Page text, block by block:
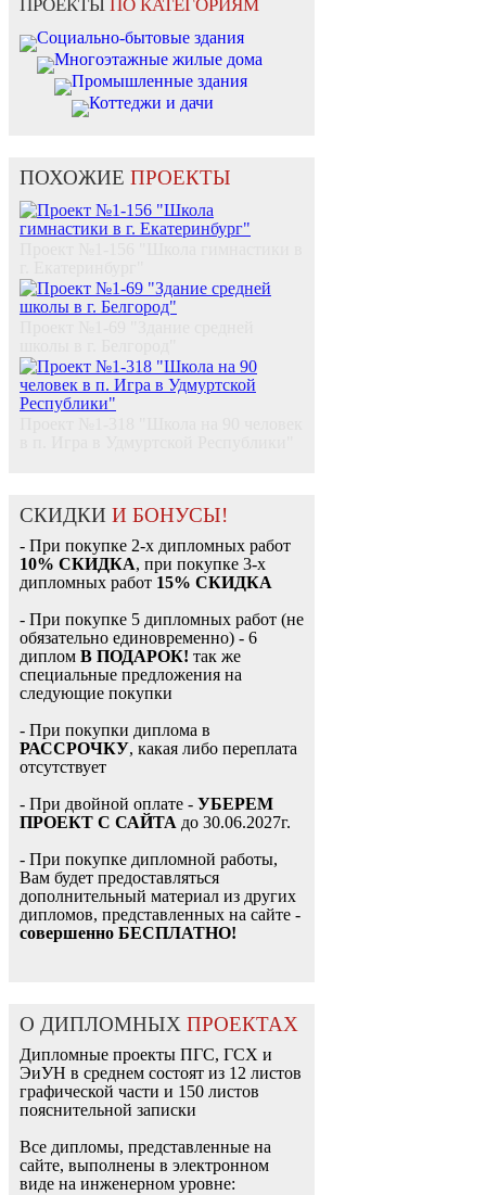
ПРОЕКТЫ ПО КАТЕГОРИЯМ
Социально-бытовые здания
Многоэтажные жилые дома
Промышленные здания
Коттеджи и дачи
ПОХОЖИЕ ПРОЕКТЫ
СКИДКИ И БОНУСЫ!
- При покупке 2-х дипломных работ
10% СКИДКА, при покупке 3-х
дипломных работ 15% СКИДКА
- При покупке 5 дипломных работ (не
обязательно единовременно) - 6
диплом В ПОДАРОК! так же
специальные предложения на
следующие покупки
- При покупки диплома в
РАССРОЧКУ, какая либо переплата
отсутствует
- При двойной оплате - УБЕРЕМ
ПРОЕКТ С САЙТА до 30.06.2027г.
- При покупке дипломной работы,
Вам будет предоставляться
дополнительный материал из других
дипломов, представленных на сайте -
совершенно БЕСПЛАТНО!
О ДИПЛОМНЫХ ПРОЕКТАХ
Дипломные проекты ПГС, ГСХ и
ЭиУН в среднем состоят из 12 листов
графической части и 150 листов
пояснительной записки
Все дипломы, представленные на
сайте, выполнены в электронном
виде на инженерном уровне: